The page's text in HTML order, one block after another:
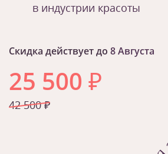
в индустрии красоты
Скидка действует до 8 Августа
25 500 ₽
42 500 ₽